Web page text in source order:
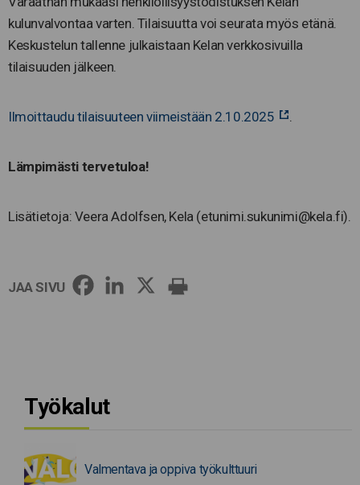
kulunvalvontaa varten. Tilaisuutta voi seurata myös etänä.
Keskustelun tallenne julkaistaan Kelan verkkosivuilla
tilaisuuden jälkeen.
Ilmoittaudu tilaisuuteen viimeistään 2.10.2025
Lämpimästi tervetuloa!
Lisätietoja: Veera Adolfsen, Kela (etunimi.sukunimi@kela.fi).
JAA SIVU
Työkalut
Valmentava ja oppiva työkulttuuri